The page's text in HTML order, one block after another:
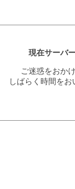
現在サーバ
ご迷惑をおか
しばらく時間を